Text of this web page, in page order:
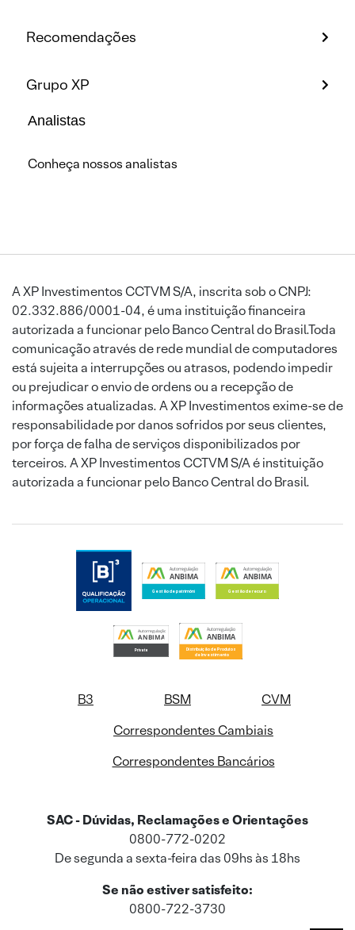
Recomendações
Grupo XP
Analistas
Conheça nossos analistas
A XP Investimentos CCTVM S/A, inscrita sob o CNPJ:
02.332.886/0001-04, é uma instituição financeira
autorizada a funcionar pelo Banco Central do Brasil.Toda
comunicação através de rede mundial de computadores
está sujeita a interrupções ou atrasos, podendo impedir
ou prejudicar o envio de ordens ou a recepção de
informações atualizadas. A XP Investimentos exime-se de
responsabilidade por danos sofridos por seus clientes,
por força de falha de serviços disponibilizados por
terceiros. A XP Investimentos CCTVM S/A é instituição
autorizada a funcionar pelo Banco Central do Brasil.
B3 BSM
CVM
Correspondentes Cambiais
Correspondentes Bancários
SAC - Dúvidas, Reclamações e Orientações
0800-772-0202
De segunda a sexta-feira das 09hs às 18hs
Se não estiver satisfeito:
0800-722-3730